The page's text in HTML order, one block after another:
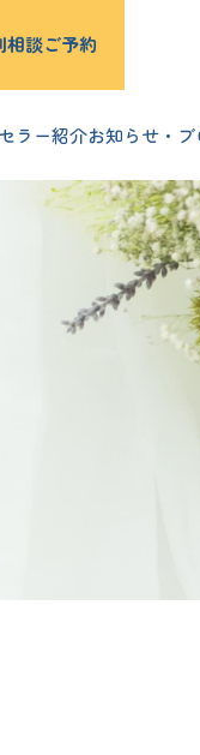
相談ご予約
ラー紹介お知らせ・